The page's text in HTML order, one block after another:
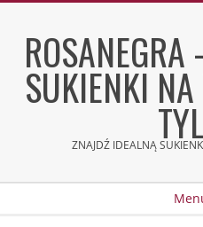
contentROSANEGRA
SUKIENKI
ZNAJDŹ IDEALNĄ